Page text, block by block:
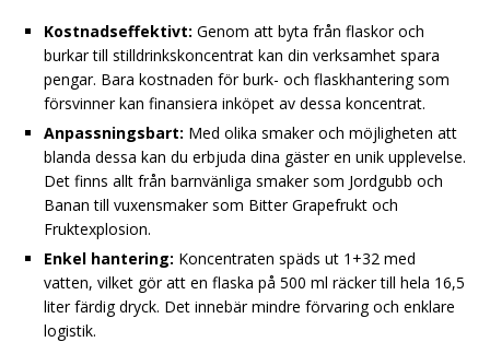
Kostnadseffektivt: Genom att byta från flaskor och
burkar till stilldrinkskoncentrat kan din verksamhet spara
pengar. Bara kostnaden för burk- och flaskhantering som
försvinner kan finansiera inköpet av dessa koncentrat.
Anpassningsbart: Med olika smaker och möjligheten att
blanda dessa kan du erbjuda dina gäster en unik upplevelse.
Det finns allt från barnvänliga smaker som Jordgubb och
Banan till vuxensmaker som Bitter Grapefrukt och
Fruktexplosion.
Enkel hantering: Koncentraten späds ut 1+32 med
vatten, vilket gör att en flaska på 500 ml räcker till hela 16,5
liter färdig dryck. Det innebär mindre förvaring och enklare
logistik.